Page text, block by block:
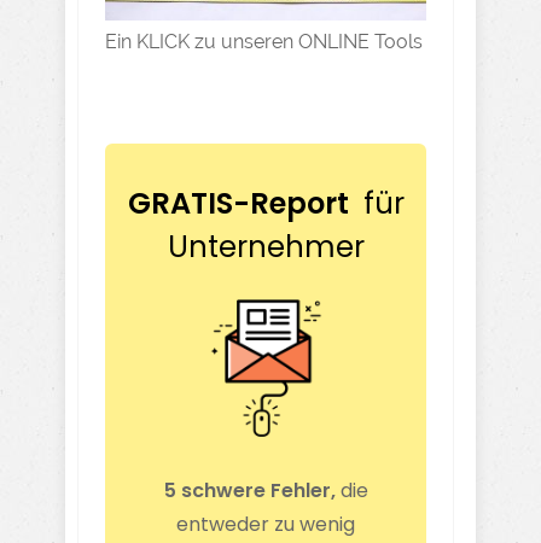
Ein KLICK zu unseren ONLINE Tools
GRATIS-Report für
Unternehmer
5 schwere Fehler,die
entweder zu wenig